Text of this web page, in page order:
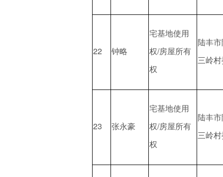
22 钟略
宅基地使用
权/房屋所有
权
陆丰
三岭
23 张永豪
宅基地使用
权/房屋所有
权
陆丰
三岭